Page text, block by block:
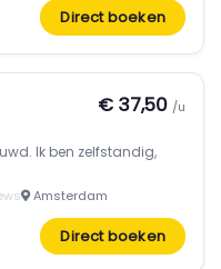
Direct boeken
€ 37,50 /u
Ik ben zelfstandig,
Amsterdam
Direct boeken